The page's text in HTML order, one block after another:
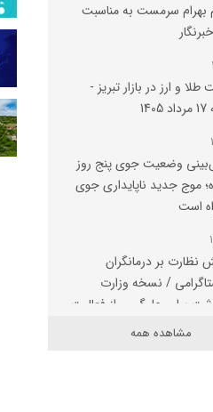
بهرام سرمست به مناسبت
طلا و ارز در بازار تبریز -
وضعیت جوی پنج روز
موج جدید ناپایداری جوی
است
نظارت بر درمانگران
/ نسخه وزارت
برای جلوگیری از فعالیت
مشاهده همه